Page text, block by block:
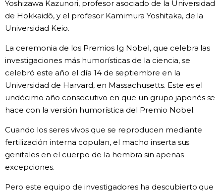
Más
Noticias
Datos de Japón
Fragmentos de Japón
Gente
Blog
Tokio
official SNS
Yoshizawa Kazunori, profesor asociado de la Universidad
de Hokkaidō, y el profesor Kamimura Yoshitaka, de la
Universidad Keio.
La ceremonia de los Premios Ig Nobel, que celebra las
investigaciones más humorísticas de la ciencia, se
celebró este año el día 14 de septiembre en la
Universidad de Harvard, en Massachusetts. Este es el
undécimo año consecutivo en que un grupo japonés se
hace con la versión humorística del Premio Nobel.
Cuando los seres vivos que se reproducen mediante
fertilización interna copulan, el macho inserta sus
genitales en el cuerpo de la hembra sin apenas
excepciones.
Pero este equipo de investigadores ha descubierto que